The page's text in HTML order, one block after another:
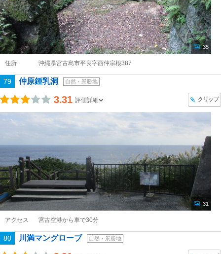
35
住所 沖縄県宮古島市平良字西仲宗根387
79 仲原鍾乳洞 自然・景勝地
3.31 評価詳細 クリップ
31
アクセス 宮古空港から車で30分
80 川満マングローブ 自然・景勝地